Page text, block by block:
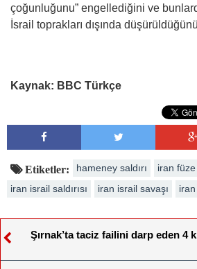
çoğunluğunu” engellediğini ve
İsrail toprakları dışında
Kaynak: BBC Türkçe
Etiketler: hameney saldırı iran füze
iran israil saldırısı
iran israil savaşı
Şırnak’ta taciz failini darp eden 4